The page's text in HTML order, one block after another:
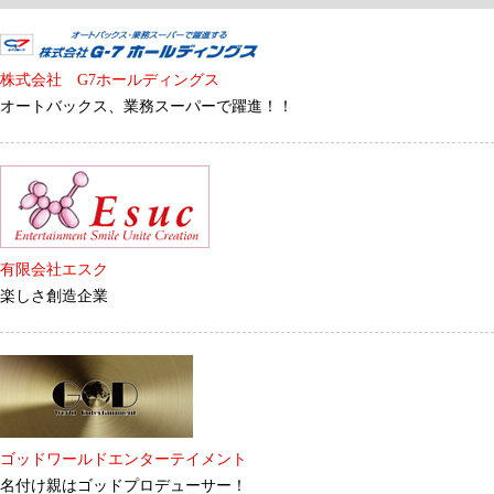
株式会社 G7ホールディングス
オートバックス、業務スーパーで躍進！！
有限会社エスク
楽しさ創造企業
ゴッドワールドエンターテイメント
名付け親はゴッドプロデューサー！